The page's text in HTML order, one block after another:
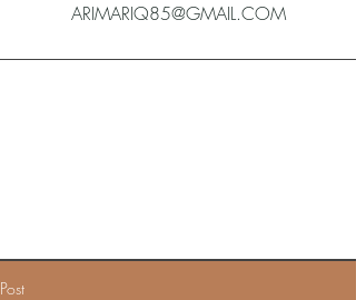
ARIMARIQ85@GMAIL.COM
Post